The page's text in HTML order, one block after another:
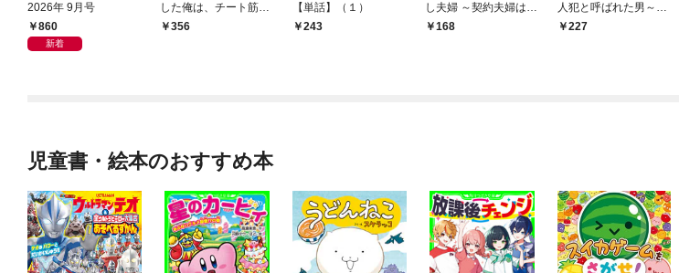
2026年 9月号
860
新着
した俺は、チート筋肉
で無双する【単話】
356
【単話】（１）
243
し夫婦 ～契約夫婦は鎌
倉で妖怪の集う家を守
168
人犯と呼ばれた男～
【単話】（１）
227
児童書・絵本のおすすめ本